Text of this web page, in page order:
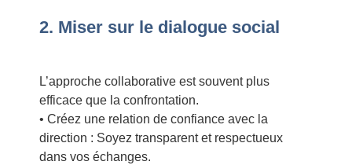
2. Miser sur le dialogue social
L’approche collaborative est souvent plus
efficace que la confrontation.
• Créez une relation de confiance avec la
direction : Soyez transparent et respectueux
dans vos échanges.